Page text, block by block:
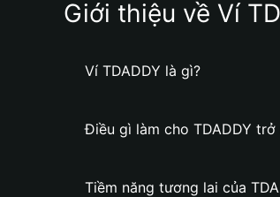
Giới thiệu về Ví
Ví TDADDY là gì?
Điều gì làm cho TDADDY
Tiềm năng tương lai của